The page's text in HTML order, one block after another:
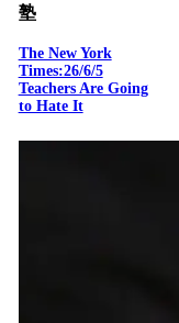
塾
The New York
Times:26/6/5
Teachers Are Going
to Hate It